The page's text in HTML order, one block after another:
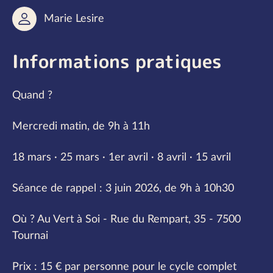
Marie Lesire
Informations pratiques
Quand ?
Mercredi matin, de 9h à 11h
18 mars · 25 mars · 1er avril · 8 avril · 15 avril
Séance de rappel : 3 juin 2026, de 9h à 10h30
Où ? Au Vert à Soi - Rue du Rempart, 35 - 7500
Tournai
Prix : 15 € par personne pour le cycle complet